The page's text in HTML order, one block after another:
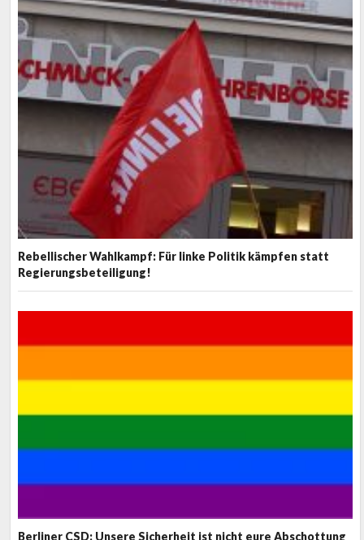
Rebellischer Wahlkampf: Für linke Politik kämpfen statt
Regierungsbeteiligung!
Berliner CSD: Unsere Sicherheit ist nicht eure Abschottung